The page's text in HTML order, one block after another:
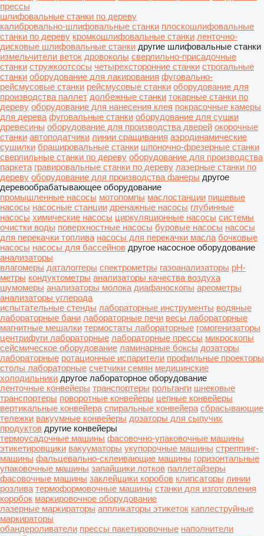
прессы
шлифовальные станки по дереву
калибровально-шлифовальные станки плоскошлифовальные
станки по дереву кромкошлифовальные станки ленточно-
дисковые шлифовальные станки другие шлифовальные станки
измельчители веток дровоколы сверлильно-присадочные
станки стружкоотсосы четырехсторонние станки строгальные
станки оборудование для лакирования фуговально-
рейсмусовые станки рейсмусовые станки оборудование для
производства паллет долбежные станки токарные станки по
дереву оборудование для нанесения клея покрасочные камеры
для дерева фуговальные станки оборудование для сушки
древесины оборудование для производства дверей окорочные
станки автоподатчики линии сращивания аэродинамические
сушилки брашировальные станки шпоночно-фрезерные станки
сверлильные станки по дереву оборудование для производства
паркета гравировальные станки по дереву лазерные станки по
дереву оборудование для производства фанеры другое
деревообрабатывающее оборудование
промышленные насосы мотопомпы маслостанции пищевые
насосы насосные станции дренажные насосы глубинные
насосы химические насосы циркуляционные насосы системы
очистки воды поверхностные насосы буровые насосы насосы
для перекачки топлива насосы для перекачки масла бочковые
насосы насосы для бассейнов другое насосное оборудование
анализаторы
влагомеры даталоггеры спектрометры газоанализаторы pH-
метры кондуктометры анализаторы качества воздуха
шумомеры анализаторы молока диафаноскопы ареометры
анализаторы углерода
испытательные стенды лабораторные инструменты водяные
лабораторные бани лабораторные печи весы лабораторные
магнитные мешалки термостаты лабораторные гомогенизаторы
центрифуги лабораторные лабораторные прессы микроскопы
сейсмическое оборудование ламинарные боксы дозаторы
лабораторные ротационные испарители профильные проекторы
столы лабораторные счетчики семян медицинские
холодильники другое лабораторное оборудование
ленточные конвейеры транспортеры рольганги шнековые
транспортеры поворотные конвейеры цепные конвейеры
вертикальные конвейера спиральные конвейера сбрасывающие
тележки вакуумные конвейеры дозаторы для сыпучих
продуктов другие конвейеры
термоусадочные машины фасовочно-упаковочные машины
этикетировщики вакууматоры укупорочные машины стреппинг-
машины фальцевально-склеивающие машины горизонтальные
упаковочные машины запайщики лотков паллетайзеры
фасовочные машины заклейщики коробов клипсаторы линии
розлива термоформовочные машины станки для изготовления
коробок маркировочное оборудование
лазерные маркираторы аппликаторы этикеток каплеструйные
маркираторы
обандероливатели прессы пакетировочные наполнители